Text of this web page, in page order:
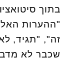
בתוך
"ההערות
שכבר לא